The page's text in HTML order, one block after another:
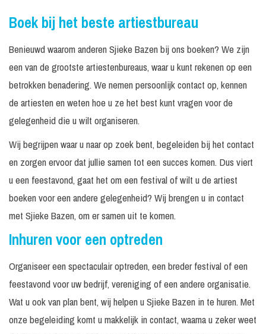
Boek bij het beste artiestbureau
Benieuwd waarom anderen Sjieke Bazen bij ons boeken? We zijn
een van de grootste artiestenbureaus, waar u kunt rekenen op een
betrokken benadering. We nemen persoonlijk contact op, kennen
de artiesten en weten hoe u ze het best kunt vragen voor de
gelegenheid die u wilt organiseren.
Wij begrijpen waar u naar op zoek bent, begeleiden bij het contact
en zorgen ervoor dat jullie samen tot een succes komen. Dus viert
u een feestavond, gaat het om een festival of wilt u de artiest
boeken voor een andere gelegenheid? Wij brengen u in contact
met Sjieke Bazen, om er samen uit te komen.
Inhuren voor een optreden
Organiseer een spectaculair optreden, een breder festival of een
feestavond voor uw bedrijf, vereniging of een andere organisatie.
Wat u ook van plan bent, wij helpen u Sjieke Bazen in te huren. Met
onze begeleiding komt u makkelijk in contact, waarna u zeker weet